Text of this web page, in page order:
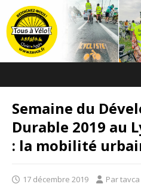
Semaine du
Durable 2019 au
: la mobilité
17 décembre 2019 Par tavca